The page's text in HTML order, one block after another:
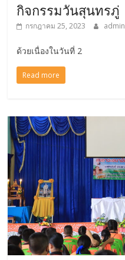
กิจกรรมวันสุนทรภู่
กรกฎาคม 25, 2023 admin
ด้วยเนื่องในวันที่ 2
Read more